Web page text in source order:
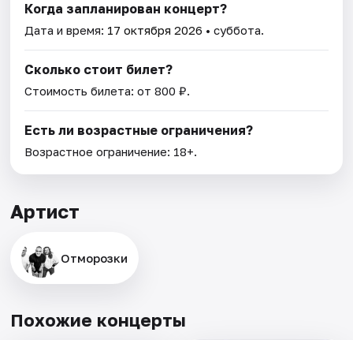
Когда запланирован концерт?
Дата и время: 17 октября 2026 • суббота.
Сколько стоит билет?
Стоимость билета: от 800 ₽.
Есть ли возрастные ограничения?
Возрастное ограничение: 18+.
Артист
Отморозки
Похожие концерты